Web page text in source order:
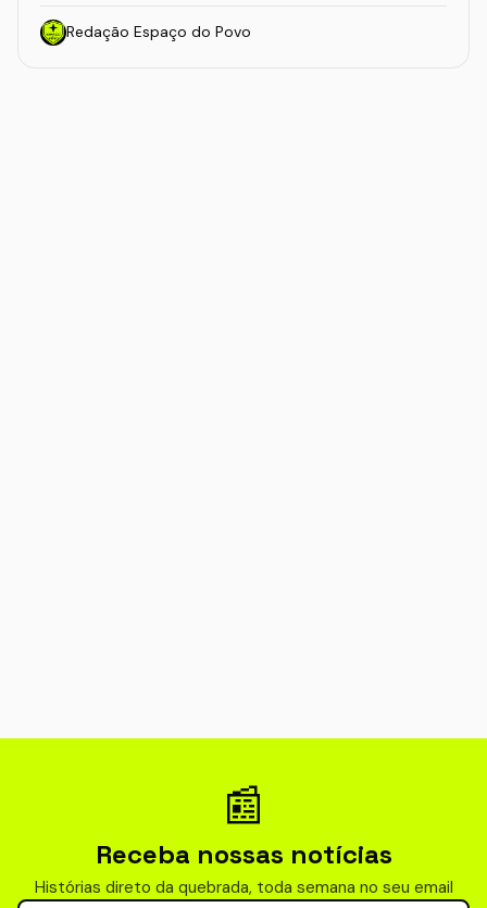
Redação Espaço do Povo
📰
Receba nossas notícias
Histórias direto da quebrada, toda semana no seu email